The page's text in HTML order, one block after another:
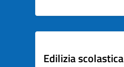
Edilizia scolastica